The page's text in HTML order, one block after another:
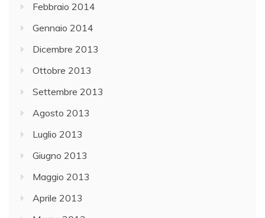
Febbraio 2014
Gennaio 2014
Dicembre 2013
Ottobre 2013
Settembre 2013
Agosto 2013
Luglio 2013
Giugno 2013
Maggio 2013
Aprile 2013